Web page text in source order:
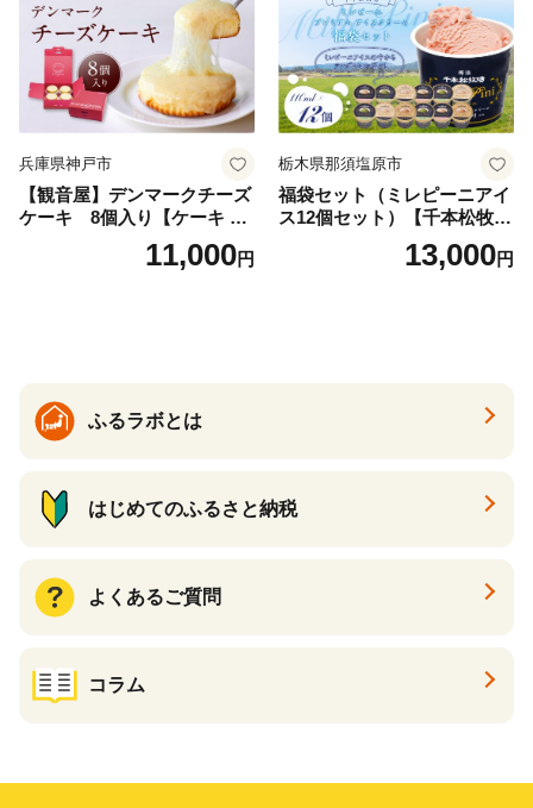
兵庫県神戸市
【観音屋】デンマークチーズ
ケーキ 8個入り【ケーキ チ
ーズケーキ 人気スイーツ お
すすめスイーツ 神戸スイー
11,000円
栃木県那須塩原市
福袋セット（ミレピーニアイ
ス12個セット）【千本松牧
場】 ns025-014-12 【デザー
ト 詰め合わせ ギフト】
13,000円
ふるラボとは
はじめてのふるさと納税
よくあるご質問
コラム